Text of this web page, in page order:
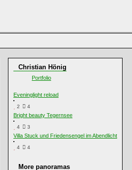
Christian Hönig
Portfolio
Eveninglight reload
2 4
Bright beauty Tegernsee
4 3
Villa Stuck und Friedensengel im Abendlicht
4 4
More panoramas